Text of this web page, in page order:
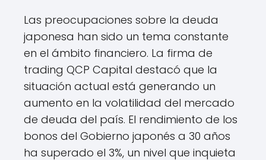
Las preocupaciones sobre la deuda
japonesa han sido un tema constante
en el ámbito financiero. La firma de
trading QCP Capital destacó que la
situación actual está generando un
aumento en la volatilidad del mercado
de deuda del país. El rendimiento de los
bonos del Gobierno japonés a 30 años
ha superado el 3%, un nivel que inquieta